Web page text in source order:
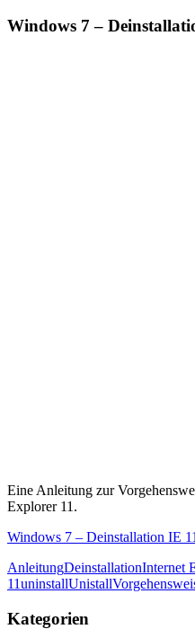
Windows 7 –
Eine Anleitung zur
Explorer 11.
Windows 7 – Deinstallation IE 11
AnleitungDeinstallationInternet
11uninstallUnistall
Kategorien